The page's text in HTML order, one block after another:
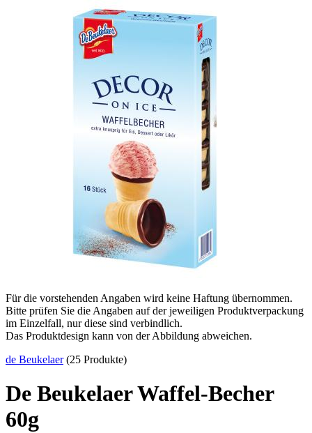
Für die vorstehenden Angaben wird keine Haftung übernommen.
Bitte prüfen Sie die Angaben auf der jeweiligen Produktverpackung
im Einzelfall, nur diese sind verbindlich.
Das Produktdesign kann von der Abbildung abweichen.
de Beukelaer(25 Produkte)
De Beukelaer Waffel-Becher
60g